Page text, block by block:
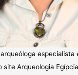
especialista
site Arqueologia